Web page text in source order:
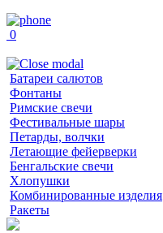
0
Батареи салютов
Фонтаны
Римские свечи
Фестивальные шары
Петарды, волчки
Летающие фейерверки
Бенгальские свечи
Хлопушки
Комбинированные изделия
Ракеты